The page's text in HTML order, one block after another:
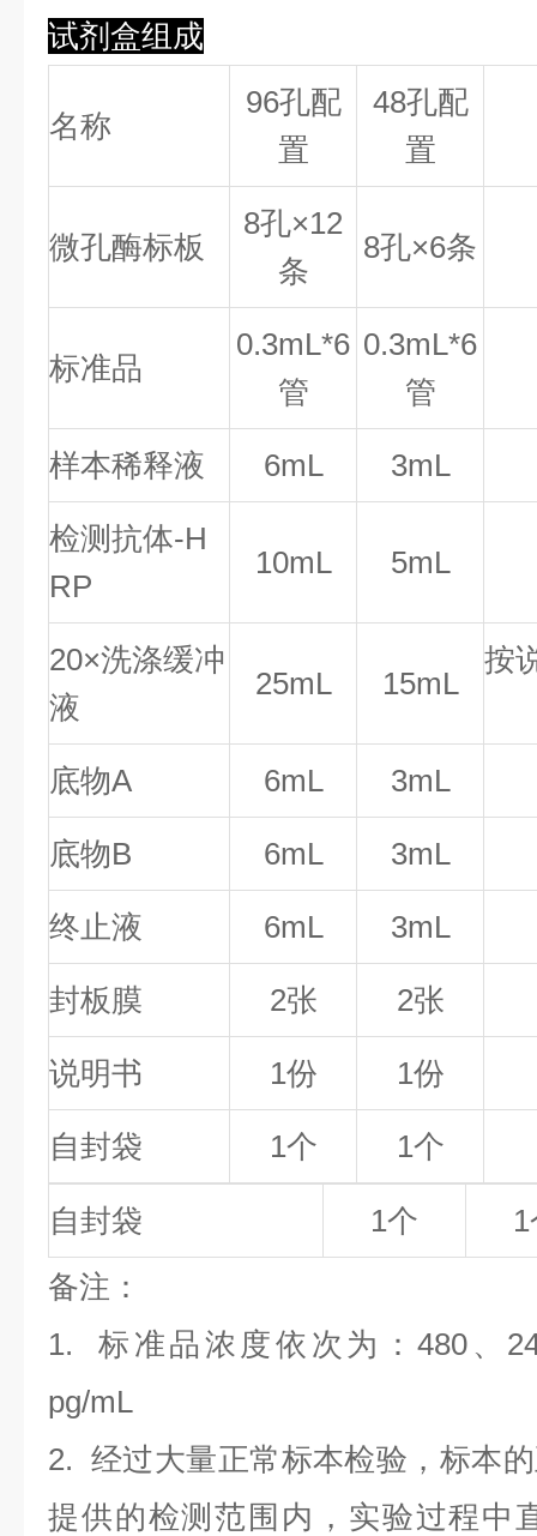
试剂盒组成
名称
96孔配
置
48孔配
置
微孔酶标板
8孔×12
条
8孔×6条
标准品
0.3mL*6
管
0.3mL*6
管
样本稀释液 6mL 3mL
检测抗体-H
RP
10mL 5mL
20×洗涤缓冲
液
25mL 15mL
按
底物A 6mL 3mL
底物B 6mL 3mL
终止液 6mL 3mL
封板膜 2张 2张
说明书 1份 1份
自封袋 1个 1个
自封袋 1个
备注 ：
1.标准品浓度依次为：480 、
pg/mL
2. 经过大量正常标本检验，标本
提供的检测范围内，实验过程中